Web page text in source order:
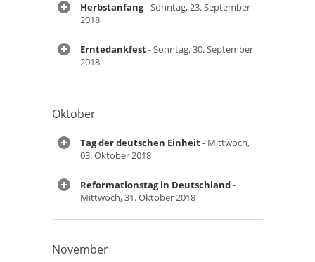
Herbstanfang- Sonntag, 23. September
2018
Erntedankfest- Sonntag, 30. September
2018
Oktober
Tag der deutschen Einheit- Mittwoch,
03. Oktober 2018
Reformationstag in Deutschland-
Mittwoch, 31. Oktober 2018
November